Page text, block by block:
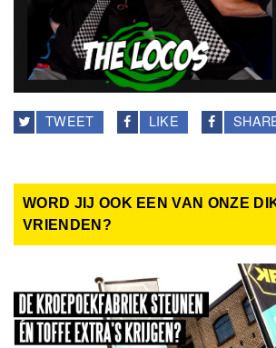
TWEET LIKE
WORD JIJ OOK EEN VAN ONZE
VRIENDEN?